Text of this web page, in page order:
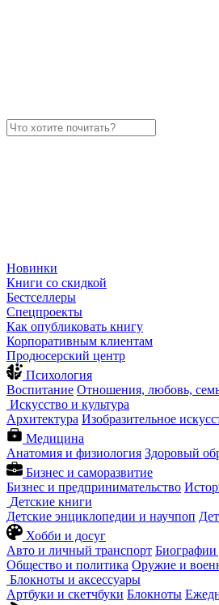
Новинки
Книги со скидкой
Бестселлеры
Спецпроекты
Как опубликовать книгу
Корпоративным клиентам
Продюсерский центр
Психология
Воспитание Отношения, любовь,
Искусство и культура
Архитектура Изобразительное
Медицина
Анатомия и физиология Здоровый
Бизнес и саморазвитие
Бизнес и предпринимательство
Детские книги
Детские энциклопедии и научпоп
Хобби и досуг
Авто и личный транспорт Биографии
Общество и политика Оружие и
Блокноты и аксессуары
Артбуки и скетчбуки Блокноты